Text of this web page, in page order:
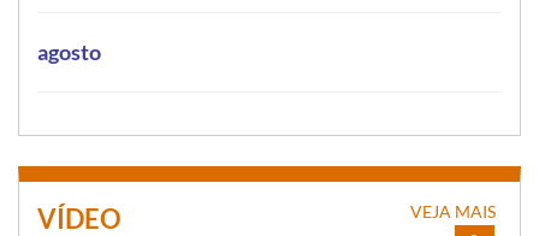
agosto
VÍDEO VEJA MAIS